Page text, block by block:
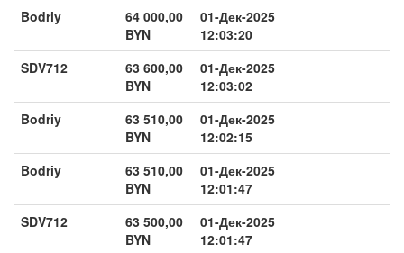
Bodriy
64 000,00
BYN
01-Дек-2025
12:03:20
SDV712
63 600,00
BYN
01-Дек-2025
12:03:02
Bodriy
63 510,00
BYN
01-Дек-2025
12:02:15
Bodriy
63 510,00
BYN
01-Дек-2025
12:01:47
SDV712
63 500,00
BYN
01-Дек-2025
12:01:47